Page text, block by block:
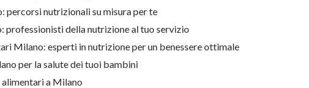
percorsi nutrizionali su misura per te
professionisti della nutrizione al tuo servizio
Milano: esperti in nutrizione per un benessere ottimale
per la salute dei tuoi bambini
a Milano